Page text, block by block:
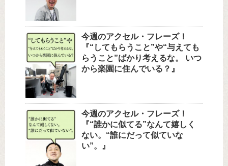
今週のアクセル・フレーズ！
『“してもらうこと”や“与えても
らうこと”ばかり考えるな。 いつ
から楽園に住んでいる？』
今週のアクセル・フレーズ！
『“誰かに似てる”なんて嬉しく
ない。“誰にだって似ていな
い”。』